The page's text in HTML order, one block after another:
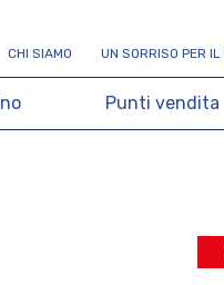
CHI SIAMO UN SORRISO PER IL
no Punti vendita